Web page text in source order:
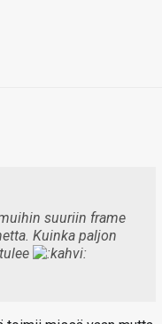
suuriin frame
Kuinka paljon